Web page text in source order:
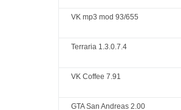
VK mp3 mod 93/655
Terraria 1.3.0.7.4
VK Coffee 7.91
GTA San Andreas 2.00